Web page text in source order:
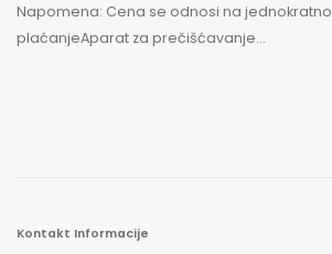
Napomena: Cena se odnosi na jednokratno
plaćanjeAparat za prečišćavanje...
Kontakt Informacije